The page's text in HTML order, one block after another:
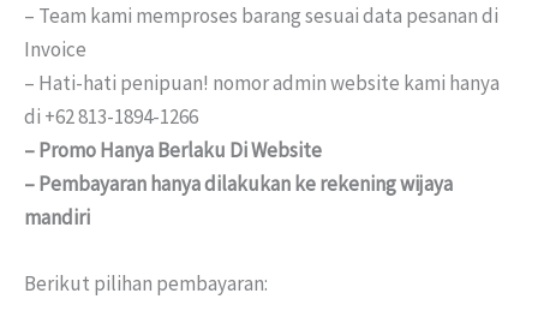
– Team kami memproses barang sesuai data pesanan di
Invoice
– Hati-hati penipuan! nomor admin website kami hanya
di +62 813-1894-1266
– Promo Hanya Berlaku Di Website
– Pembayaran hanya dilakukan ke rekening wijaya
mandiri
Berikut pilihan pembayaran: